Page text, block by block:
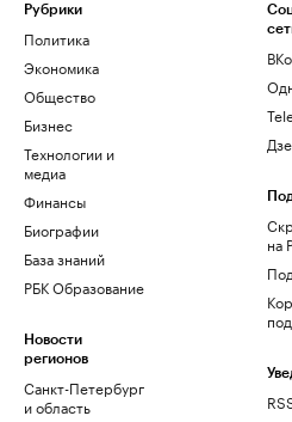
Рубрики
Политика
Экономика
Общество
Бизнес
Технологии и
медиа
Финансы
Биографии
База знаний
РБК Образование
Новости
регионов
Санкт-Петербург
и область
на